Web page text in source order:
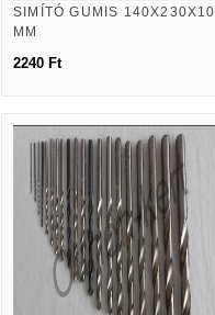
SIMÍTÓ GUMIS 140X230X10
MM
2240 Ft